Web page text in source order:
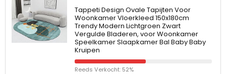
Tappeti Design Ovale Tapijten Voor
Woonkamer Vloerkleed 150x180cm
Trendy Modern Lichtgroen Zwart
Vergulde Bladeren, voor Woonkamer
Speelkamer Slaapkamer Bal Baby Baby
Kruipen
Reeds Verkocht: 52%